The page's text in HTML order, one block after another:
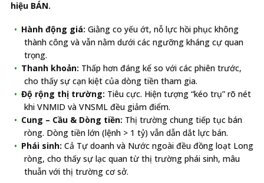
hiệu BÁN.
Hành động giá: Giằng co yếu ớt, nỗ lực hồi phục không
thành công và vẫn nằm dưới các ngưỡng kháng cự quan
trọng.
Thanh khoản: Thấp hơn đáng kể so với các phiên trước,
cho thấy sự cạn kiệt của dòng tiền tham gia.
Độ rộng thị trường: Tiêu cực. Hiện tượng “kéo trụ” rõ nét
khi VNMID và VNSML đều giảm điểm.
Cung – Cầu & Dòng tiền: Thị trường chung tiếp tục bán
ròng. Dòng tiền lớn (lệnh > 1 tỷ) vẫn dẫn dắt lực bán.
Phái sinh: Cả Tự doanh và Nước ngoài đều đồng loạt Long
ròng, cho thấy sự lạc quan từ thị trường phái sinh, mâu
thuẫn với thị trường cơ sở.